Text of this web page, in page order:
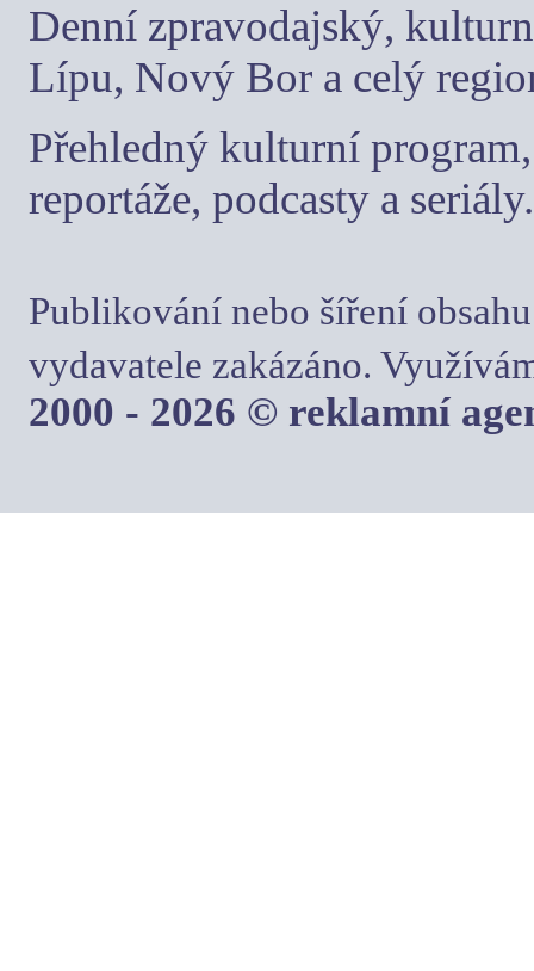
Denní zpravodajský,
Lípu, Nový Bor a celý
Přehledný kulturní
reportáže, podcasty a seriály.
Publikování nebo šíření
vydavatele zakázáno.
2000 - 2026 © reklamní